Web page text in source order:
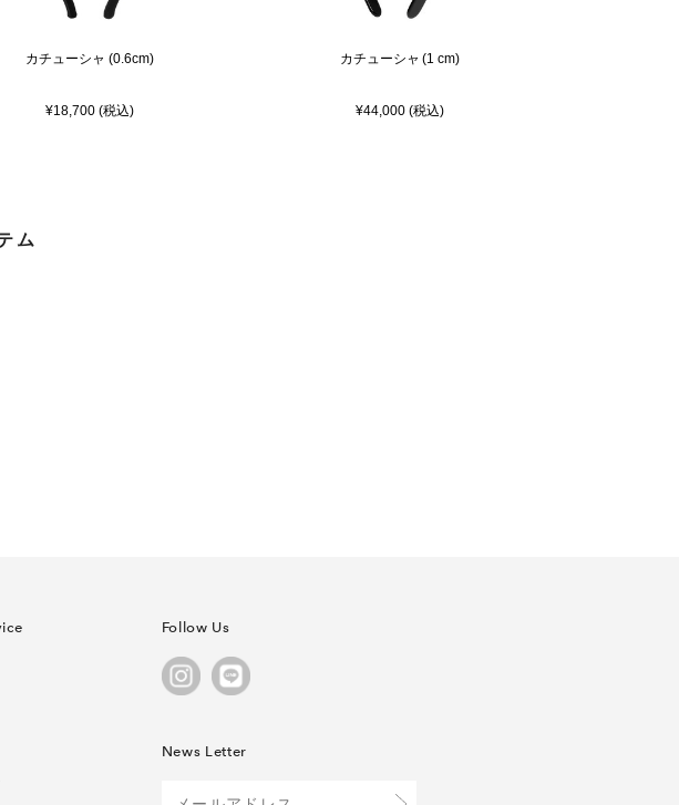
カチューシャ (0.6cm)
¥18,700 (税込)
カチューシャ (1 cm)
¥44,000 (税込)
ム
Follow Us
News Letter